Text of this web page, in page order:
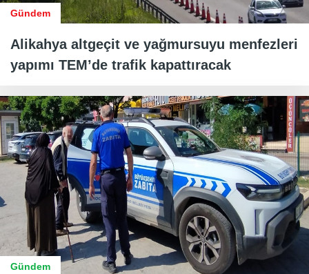
Gündem
Alikahya altgeçit ve yağmursuyu menfezleri
yapımı TEM’de trafik kapattıracak
Gündem